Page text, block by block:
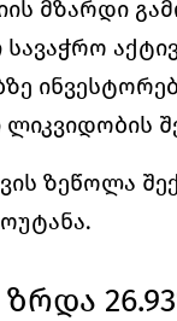
მზარდი
სავაჭრო
ზეწოლა
ზრდა